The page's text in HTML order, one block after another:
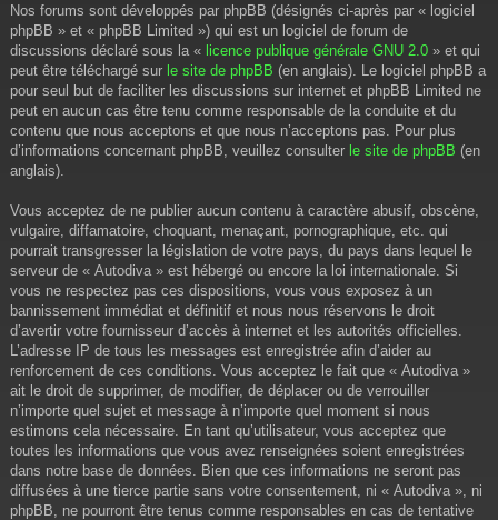
Nos forums sont développés par phpBB (désignés ci-après par « logiciel
phpBB » et « phpBB Limited ») qui est un logiciel de forum de
discussions déclaré sous la « licence publique générale GNU 2.0 » et qui
peut être téléchargé sur le site de phpBB (en anglais). Le logiciel phpBB a
pour seul but de faciliter les discussions sur internet et phpBB Limited ne
peut en aucun cas être tenu comme responsable de la conduite et du
contenu que nous acceptons et que nous n’acceptons pas. Pour plus
d’informations concernant phpBB, veuillez consulter le site de phpBB (en
anglais).
Vous acceptez de ne publier aucun contenu à caractère abusif, obscène,
vulgaire, diffamatoire, choquant, menaçant, pornographique, etc. qui
pourrait transgresser la législation de votre pays, du pays dans lequel le
serveur de « Autodiva » est hébergé ou encore la loi internationale. Si
vous ne respectez pas ces dispositions, vous vous exposez à un
bannissement immédiat et définitif et nous nous réservons le droit
d’avertir votre fournisseur d’accès à internet et les autorités officielles.
L’adresse IP de tous les messages est enregistrée afin d’aider au
renforcement de ces conditions. Vous acceptez le fait que « Autodiva »
ait le droit de supprimer, de modifier, de déplacer ou de verrouiller
n’importe quel sujet et message à n’importe quel moment si nous
estimons cela nécessaire. En tant qu’utilisateur, vous acceptez que
toutes les informations que vous avez renseignées soient enregistrées
dans notre base de données. Bien que ces informations ne seront pas
diffusées à une tierce partie sans votre consentement, ni « Autodiva », ni
phpBB, ne pourront être tenus comme responsables en cas de tentative